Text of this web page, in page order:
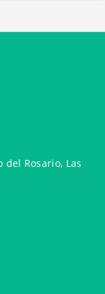
del Rosario, Las